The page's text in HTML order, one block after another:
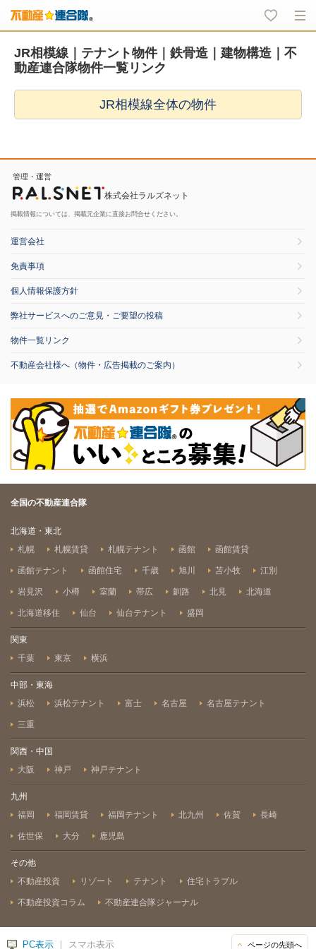
JR相模線｜テナント物件｜鉄骨造｜建物構造｜不
動産連合隊物件一覧リンク
JR相模線全体の物件
管理・運営
株式会社ラルズネット
掲載情報については、掲載元企業に直接お問合せください。
運営会社
免責事項
個人情報保護方針
弊社サービスへのご意見・ご要望の投稿
物件一覧リンク
不動産会社様へ（物件・広告掲載のご案内）
全国の不動産連合隊
北海道・東北
札幌
札幌賃貸 札幌テナント 函館 函館賃貸
函館テナント 函館住宅 千歳 旭川 苫小牧 江別
岩見沢 小樽 室蘭 帯広 釧路 北見 北海道
北海道移住 仙台 仙台テナント 盛岡
関東
千葉
東京 横浜
中部・東海
浜松
浜松テナント 富士 名古屋 名古屋テナント
三重
関西・中国
大阪
神戸 神戸テナント
九州
福岡
福岡賃貸 福岡テナント 北九州 佐賀 長崎
佐世保 大分 鹿児島
その他
不動産投資
リゾート テナント 住宅トラブル
不動産投資コラム 不動産連合隊ジャーナル
PC表示 ｜ スマホ表示 ページの先頭へ